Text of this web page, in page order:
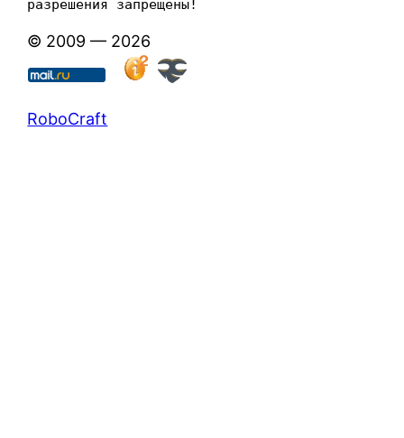
разрешения запрещены!
© 2009 — 2026
RoboCraft